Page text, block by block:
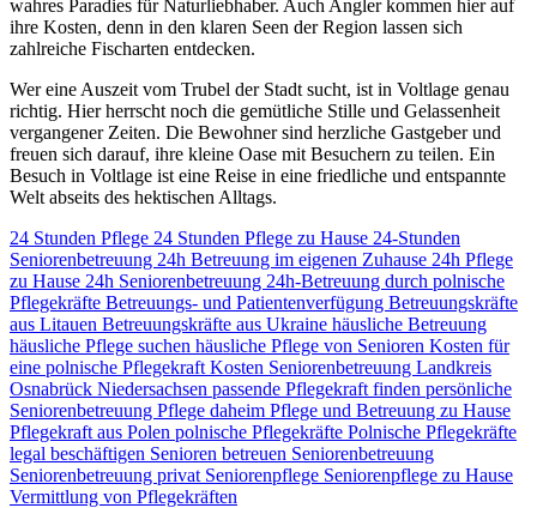
wahres Paradies für Naturliebhaber. Auch Angler kommen hier auf
ihre Kosten, denn in den klaren Seen der Region lassen sich
zahlreiche Fischarten entdecken.
Wer eine Auszeit vom Trubel der Stadt sucht, ist in Voltlage genau
richtig. Hier herrscht noch die gemütliche Stille und Gelassenheit
vergangener Zeiten. Die Bewohner sind herzliche Gastgeber und
freuen sich darauf, ihre kleine Oase mit Besuchern zu teilen. Ein
Besuch in Voltlage ist eine Reise in eine friedliche und entspannte
Welt abseits des hektischen Alltags.
24 Stunden Pflege 24 Stunden Pflege zu Hause 24-Stunden
Seniorenbetreuung 24h Betreuung im eigenen Zuhause 24h Pflege
zu Hause 24h Seniorenbetreuung 24h-Betreuung durch polnische
Pflegekräfte Betreuungs- und Patientenverfügung Betreuungskräfte
aus Litauen Betreuungskräfte aus Ukraine häusliche Betreuung
häusliche Pflege suchen häusliche Pflege von Senioren Kosten für
eine polnische Pflegekraft Kosten Seniorenbetreuung Landkreis
Osnabrück Niedersachsen passende Pflegekraft finden persönliche
Seniorenbetreuung Pflege daheim Pflege und Betreuung zu Hause
Pflegekraft aus Polen polnische Pflegekräfte Polnische Pflegekräfte
legal beschäftigen Senioren betreuen Seniorenbetreuung
Seniorenbetreuung privat Seniorenpflege Seniorenpflege zu Hause
Vermittlung von Pflegekräften